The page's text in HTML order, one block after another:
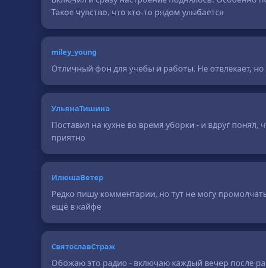
Такое чувство, что кто-то рядом улыбается
miley_young
Отличный фон для учебы и работы. Не отвлекает,
УльянаТишина
Поставил на кухне во время уборки - и вдруг
приятно
ИлюшаВетер
Редко пишу комментарии, но тут не могу
ещё в кайфе
СвятославСтраж
Обожаю это радио - включаю каждый вечер после